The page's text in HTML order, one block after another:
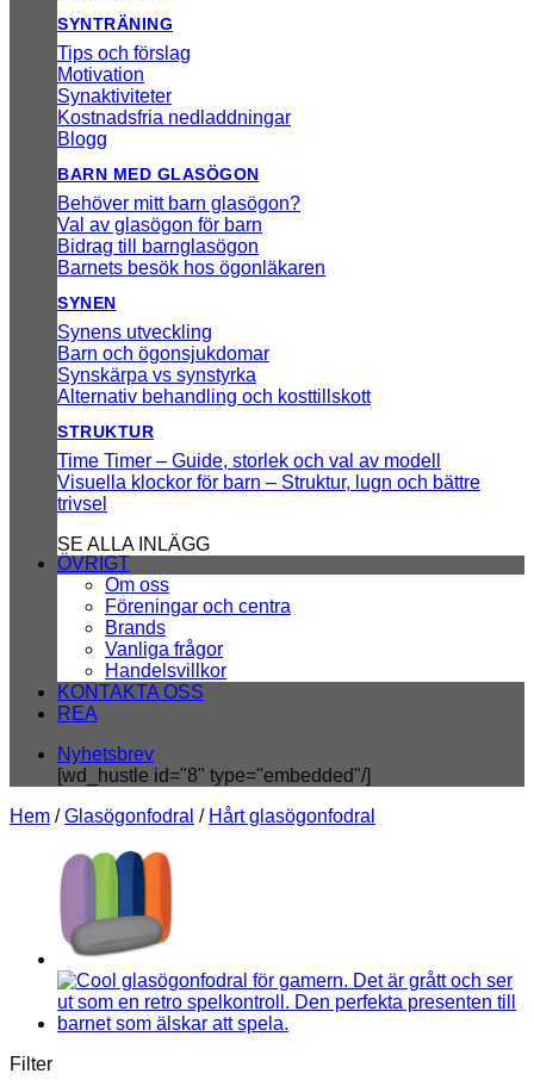
SYNTRÄNING
Tips och förslag
Motivation
Synaktiviteter
Kostnadsfria nedladdningar
Blogg
BARN MED GLASÖGON
Behöver mitt barn glasögon?
Val av glasögon för barn
Bidrag till barnglasögon
Barnets besök hos ögonläkaren
SYNEN
Synens utveckling
Barn och ögonsjukdomar
Synskärpa vs synstyrka
Alternativ behandling och kosttillskott
STRUKTUR
Time Timer – Guide, storlek och val av modell
Visuella klockor för barn – Struktur, lugn och bättre
trivsel
SE ALLA INLÄGG
ÖVRIGT
Om oss
Föreningar och centra
Brands
Vanliga frågor
Handelsvillkor
KONTAKTA OSS
REA
Nyhetsbrev
[wd_hustle id="8" type="embedded"/]
Hem / Glasögonfodral / Hårt glasögonfodral
Filter